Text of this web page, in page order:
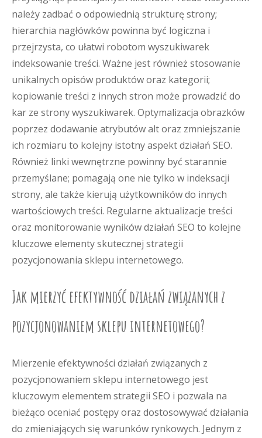
należy zadbać o odpowiednią strukturę strony;
hierarchia nagłówków powinna być logiczna i
przejrzysta, co ułatwi robotom wyszukiwarek
indeksowanie treści. Ważne jest również stosowanie
unikalnych opisów produktów oraz kategorii;
kopiowanie treści z innych stron może prowadzić do
kar ze strony wyszukiwarek. Optymalizacja obrazków
poprzez dodawanie atrybutów alt oraz zmniejszanie
ich rozmiaru to kolejny istotny aspekt działań SEO.
Również linki wewnętrzne powinny być starannie
przemyślane; pomagają one nie tylko w indeksacji
strony, ale także kierują użytkowników do innych
wartościowych treści. Regularne aktualizacje treści
oraz monitorowanie wyników działań SEO to kolejne
kluczowe elementy skutecznej strategii
pozycjonowania sklepu internetowego.
Jak mierzyć efektywność działań związanych z
pozycjonowaniem sklepu internetowego?
Mierzenie efektywności działań związanych z
pozycjonowaniem sklepu internetowego jest
kluczowym elementem strategii SEO i pozwala na
bieżąco oceniać postępy oraz dostosowywać działania
do zmieniających się warunków rynkowych. Jednym z